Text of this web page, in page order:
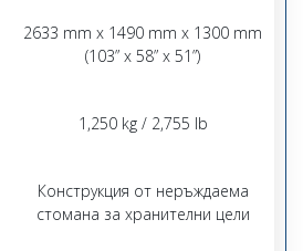
2633 mm x 1490 mm x 1300 mm
(103” x 58” x 51”)
1,250 kg / 2,755 lb
Конструкция от неръждаема
стомана за хранителни цели